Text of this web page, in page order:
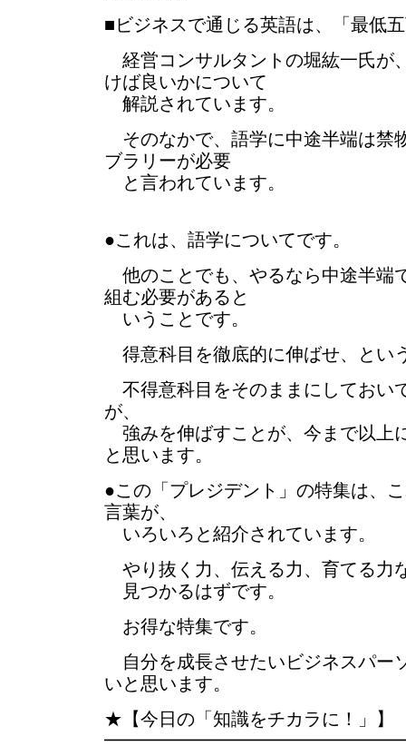
■ビジネスで通じる英語は、「最低
経営コンサルタントの堀紘一氏が
けば良いかについて
解説されています。
そのなかで、語学に中途半端は禁
ブラリーが必要
と言われています。
●これは、語学についてです。
他のことでも、やるなら中途半端
組む必要があると
いうことです。
得意科目を徹底的に伸ばせ、とい
不得意科目をそのままにしておい
が、
強みを伸ばすことが、今まで以上
と思います。
●この「プレジデント」の特集は、
言葉が、
いろいろと紹介されています。
やり抜く力、伝える力、育てる力
見つかるはずです。
お得な特集です。
自分を成長させたいビジネスパー
いと思います。
★【今日の「知識をチカラに！」】